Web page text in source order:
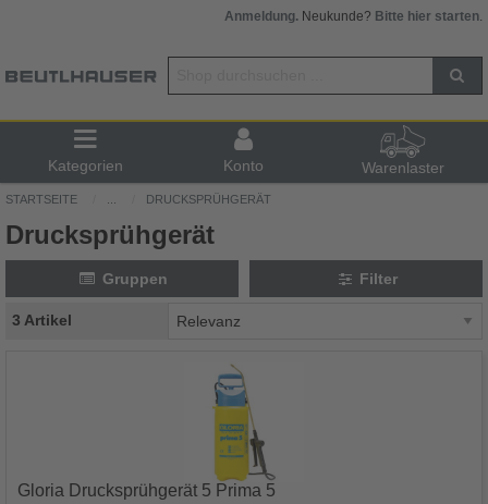
Anmeldung. Neukunde? Bitte hier starten.
Kategorien Konto Warenlaster
STARTSEITE DRUCKSPRÜHGERÄT
Drucksprühgerät
Gruppen Filter
3 Artikel
Gloria Drucksprühgerät 5 Prima 5